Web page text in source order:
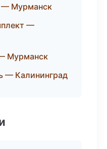
Мурманск
—
Мурманск
— Калининград